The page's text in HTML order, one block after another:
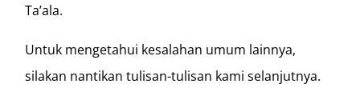
Ta’ala.
Untuk mengetahui kesalahan umum lainnya,
silakan nantikan tulisan-tulisan kami selanjutnya.